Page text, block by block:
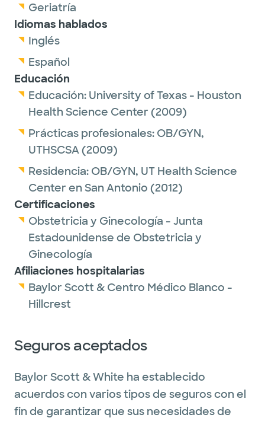
Geriatría
Idiomas hablados
Inglés
Español
Educación
Educación: University of Texas - Houston
Health Science Center (2009)
Prácticas profesionales: OB/GYN,
UTHSCSA(2009)
Residencia: OB/GYN, UT Health Science
Center en San Antonio (2012)
Certificaciones
Obstetricia y Ginecología - Junta
Estadounidense de Obstetricia y
Ginecología
Afiliaciones hospitalarias
Baylor Scott & Centro Médico Blanco -
Hillcrest
Seguros aceptados
Baylor Scott & White ha establecido
acuerdos con varios tipos de seguros con el
fin de garantizar que sus necesidades de